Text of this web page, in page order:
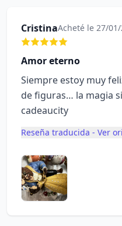
CristinaAcheté le 27/01/
Amor eterno
Siempre estoy muy
de figuras… la magia
cadeaucity
Reseña traducida - Ver